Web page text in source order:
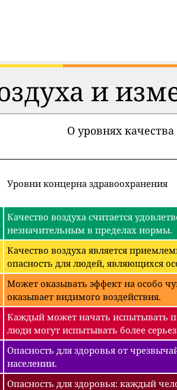
и
О уровнях качества
Уровни концерна здравоохранения
Качество воздуха считается
незначительным в пределах нормы.
Качество воздуха является
опасность для людей, являющихся
Может оказывать эффект на особо
оказывает видимого воздействия.
Каждый может начать испытывать
люди могут испытывать более
Опасность для здоровья от
населении.
Опасность для здоровья: каждый